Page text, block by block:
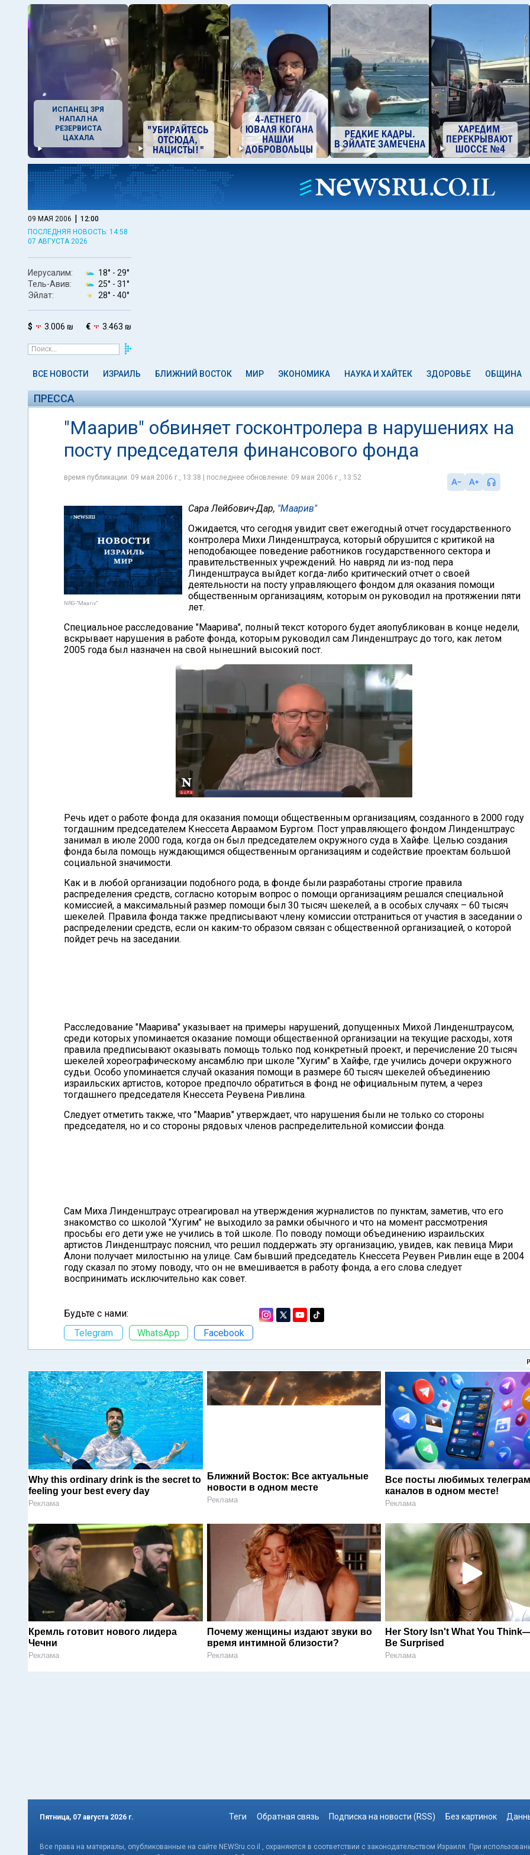
ИСПАНЕЦ ЗРЯ
НАПАЛ НА
РЕЗЕРВИСТА
ЦАХАЛА
09 МАЯ 2006 | 12:00
ПОСЛЕДНЯЯ НОВОСТЬ: 14:58
07 АВГУСТА 2026
Иерусалим: 18° - 29°
Тель-Авив:
25° - 31°
Эйлат:
28° - 40°
$ 3.006 ₪ € 3.463 ₪
ВСЕ НОВОСТИ ИЗРАИЛЬ БЛИЖНИЙ ВОСТОК МИР ЭКОНОМИКА НАУКА И ХАЙТЕК ЗДОРОВЬЕ ОБЩИНА
ПРЕССА
"Маарив" обвиняет госконтролера в нарушениях на
посту председателя финансового фонда
время публикации: 09 мая 2006 г., 13:38 | последнее обновление: 09 мая 2006 г., 13:52
NRG-"Maariv"
Сара Лейбович-Дар, "Маарив"
Ожидается, что сегодня увидит свет ежегодный отчет государственного
контролера Михи Линденштрауса, который обрушится с критикой на
неподобающее поведение работников государственного сектора и
правительственных учреждений. Но навряд ли из-под пера
Линденштрауса выйдет когда-либо критический отчет о своей
деятельности на посту управляющего фондом для оказания помощи
общественным организациям, которым он руководил на протяжении пяти
лет.
Специальное расследование "Маарива", полный текст которого будет аяопубликован в конце недели,
вскрывает нарушения в работе фонда, которым руководил сам Линденштраус до того, как летом
2005 года был назначен на свой нынешний высокий пост.
Речь идет о работе фонда для оказания помощи общественным организациям, созданного в 2000 году
тогдашним председателем Кнессета Авраамом Бургом. Пост управляющего фондом Линденштраус
занимал в июле 2000 года, когда он был председателем окружного суда в Хайфе. Целью создания
фонда была помощь нуждающимся общественным организациям и содействие проектам большой
социальной значимости.
Как и в любой организации подобного рода, в фонде были разработаны строгие правила
распределения средств, согласно которым вопрос о помощи организациям решался специальной
комиссией, а максимальный размер помощи был 30 тысяч шекелей, а в особых случаях – 60 тысяч
шекелей. Правила фонда также предписывают члену комиссии отстраниться от участия в заседании о
распределении средств, если он каким-то образом связан с общественной организацией, о которой
пойдет речь на заседании.
Расследование "Маарива" указывает на примеры нарушений, допущенных Михой Линденштраусом,
среди которых упоминается оказание помощи общественной организации на текущие расходы, хотя
правила предписывают оказывать помощь только под конкретный проект, и перечисление 20 тысяч
шекелей хореографическому ансамблю при школе "Хугим" в Хайфе, где учились дочери окружного
судьи. Особо упоминается случай оказания помощи в размере 60 тысяч шекелей объединению
израильских артистов, которое предпочло обратиться в фонд не официальным путем, а через
тогдашнего председателя Кнессета Реувена Ривлина.
Следует отметить также, что "Маарив" утверждает, что нарушения были не только со стороны
председателя, но и со стороны рядовых членов распределительной комиссии фонда.
Сам Миха Линденштраус отреагировал на утверждения журналистов по пунктам, заметив, что его
знакомство со школой "Хугим" не выходило за рамки обычного и что на момент рассмотрения
просьбы его дети уже не учились в той школе. По поводу помощи объединению израильских
артистов Линденштраус пояснил, что решил поддержать эту организацию, увидев, как певица Мири
Алони получает милостыню на улице. Сам бывший председатель Кнессета Реувен Ривлин еще в 2004
году сказал по этому поводу, что он не вмешивается в работу фонда, а его слова следует
воспринимать исключительно как совет.
Будьте с нами:
Telegram
WhatsApp Facebook
Why this ordinary drink is the secret to
feeling your best every day
Реклама
Ближний Восток: Все актуальные
новости в одном месте
Реклама
Все посты любимых
каналов в одном месте!
Реклама
Кремль готовит нового лидера
Чечни
Реклама
Почему женщины издают звуки во
время интимной близости?
Реклама
Her Story Isn't What You
Be Surprised
Реклама
Пятница, 07 августа 2026 г. Теги Обратная связь Подписка на новости (RSS) Без картинок
Все права на материалы, опубликованные на сайте NEWSru.co.il , охраняются в соответствии с законодательством Израиля. При